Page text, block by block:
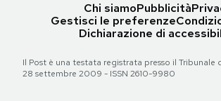
Chi siamoPubblicità
Gestisci le preferenze
Dichiarazione di
Il Post è una testata registrata presso il Tribunale
28 settembre 2009 - ISSN 2610-9980